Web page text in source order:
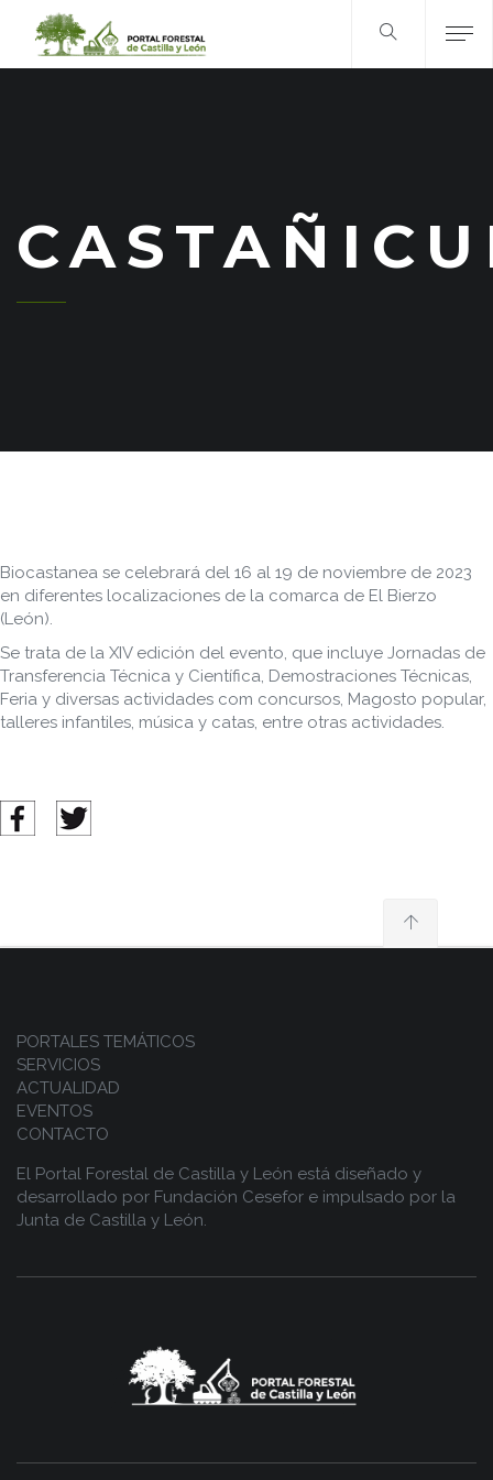
Biocastanea se celebrará del 16 al 19 de noviembre de 2023
en diferentes localizaciones de la comarca de El Bierzo
(León).
Se trata de la XIV edición del evento, que incluye Jornadas de
Transferencia Técnica y Científica, Demostraciones Técnicas,
Feria y diversas actividades com concursos, Magosto popular,
talleres infantiles, música y catas, entre otras actividades.
PORTALES TEMÁTICOS
SERVICIOS
ACTUALIDAD
EVENTOS
CONTACTO
El Portal Forestal de Castilla y León está diseñado y
desarrollado por Fundación Cesefor e impulsado por la
Junta de Castilla y León.